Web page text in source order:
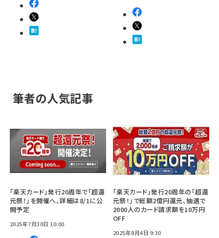
筆者の人気記事
「楽天カード」発行20周年で「超還
元祭！」を開催へ、詳細は8/1に公
開予定
2025年7月30日 10:00
「楽天カード」発行20周年の「超還
元祭！」で総額2億円還元、抽選で
2000人のカード請求額を10万円
OFF
2025年8月4日 9:30